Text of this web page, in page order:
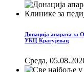
Донација апарата за
УКЦ Крагујевац
Cреда,